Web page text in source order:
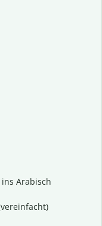
Arabisch